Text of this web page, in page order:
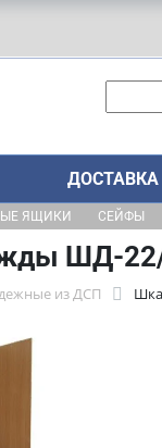
ЯЩИКИ СЕЙФЫ
ШД-
из ДСП